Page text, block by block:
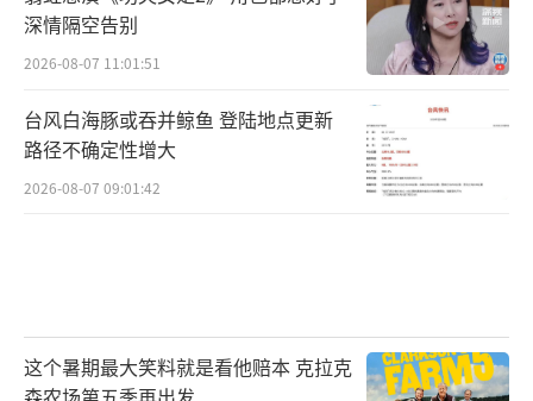
深情隔空告别
2026-08-07 11:01:51
台风白海豚或吞并鲸鱼 登陆地点更新
路径不确定性增大
2026-08-07 09:01:42
这个暑期最大笑料就是看他赔本 克拉克